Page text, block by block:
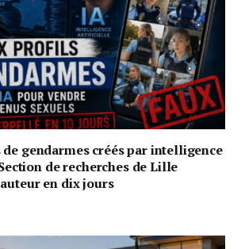
gendarmes créés par intelligence
de recherches de Lille
en dix jours